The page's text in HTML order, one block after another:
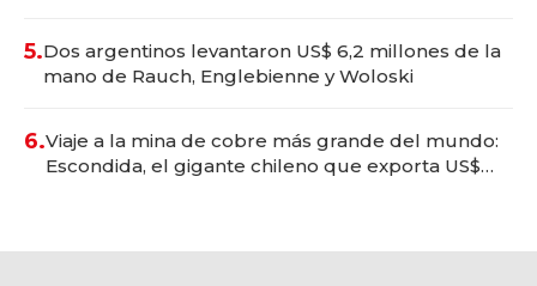
5.Dos argentinos levantaron US$ 6,2 millones de la
mano de Rauch, Englebienne y Woloski
6.Viaje a la mina de cobre más grande del mundo:
Escondida, el gigante chileno que exporta US$